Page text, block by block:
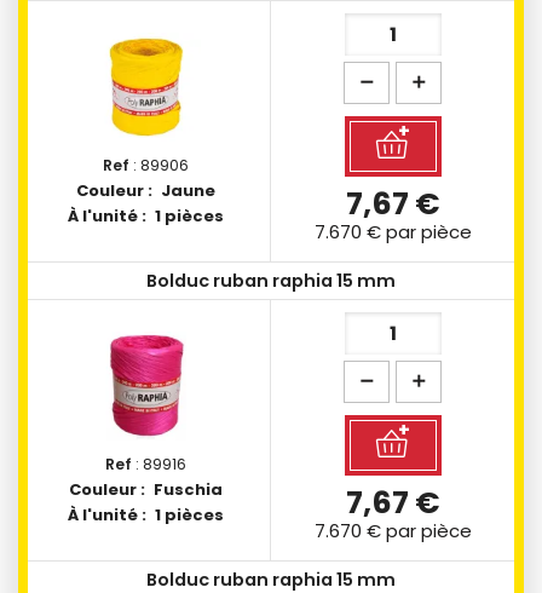
Ref : 89906
Couleur : Jaune
À l'unité : 1 pièces 7,67 €
7.670 €par pièce
Ref : 89916
Couleur : Fuschia
À l'unité : 1 pièces
Bolduc ruban raphia 15 mm
7,67 €
7.670 €par pièce
Bolduc ruban raphia 15 mm